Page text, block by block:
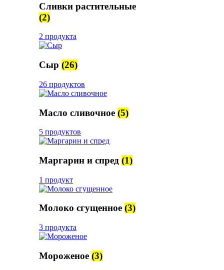
Сливки растительные
(2)
2 продукта
Сыр (26)
26 продуктов
Масло сливочное (5)
5 продуктов
Маргарин и спред (1)
1 продукт
Молоко сгущенное (3)
3 продукта
Мороженое (3)